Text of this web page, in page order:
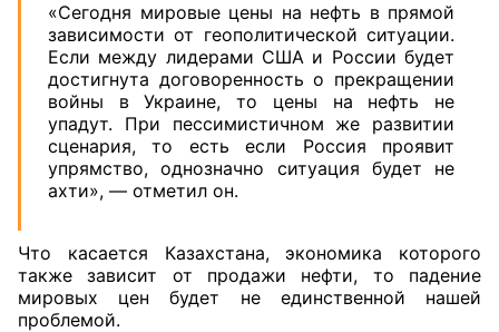
«Сегодня мировые цены на нефть в прямой
зависимости от геополитической ситуации.
Если между лидерами США и России будет
достигнута договоренность о прекращении
войны в Украине, то цены на нефть не
упадут. При пессимистичном же развитии
сценария, то есть если Россия проявит
упрямство, однозначно ситуация будет не
ахти», — отметил он.
Что касается Казахстана, экономика которого
также зависит от продажи нефти, то падение
мировых цен будет не единственной нашей
проблемой.